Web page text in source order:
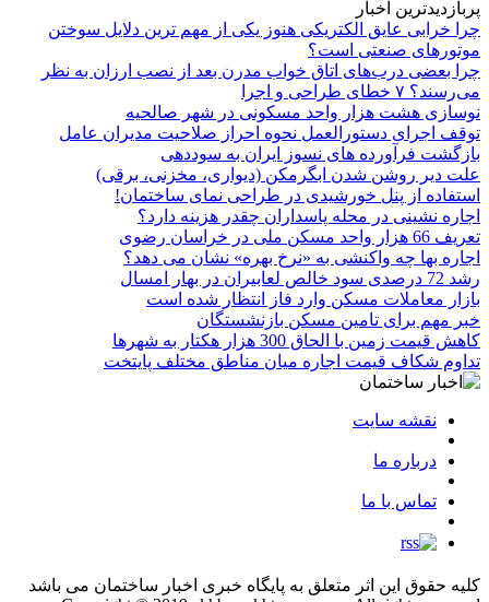
پربازدیدترین اخبار
چرا خرابی عایق الکتریکی هنوز یکی از مهم‌ ترین دلایل سوختن
موتورهای صنعتی است؟
چرا بعضی درب‌های اتاق خواب مدرن بعد از نصب ارزان به نظر
می‌رسند؟ ۷ خطای طراحی و اجرا
نوسازی هشت هزار واحد مسکونی در شهر صالحیه
توقف اجرای دستورالعمل نحوه احراز صلاحیت مدیران عامل
بازگشت فرآورده های نسوز ایران به سوددهی
علت دیر روشن شدن ابگرمکن (دیواری، مخزنی، برقی)
استفاده از پنل خورشیدی در طراحی نمای ساختمان!
اجاره نشینی در محله پاسداران چقدر هزینه دارد؟
تعریف 66 هزار واحد مسکن ملی در خراسان رضوی
اجاره بها چه واکنشی به «نرخ بهره» نشان می دهد؟
رشد 72 درصدی سود خالص لعابیران در بهار امسال
بازار معاملات مسکن وارد فاز انتظار شده است
خبر مهم برای تامین مسکن بازنشستگان
کاهش قیمت زمین با الحاق 300 هزار هکتار به شهرها
تداوم شکاف قیمت اجاره میان مناطق مختلف پایتخت
نقشه سایت
درباره ما
تماس با ما
کلیه حقوق این اثر متعلق به پایگاه خبری اخبار ساختمان می باشد